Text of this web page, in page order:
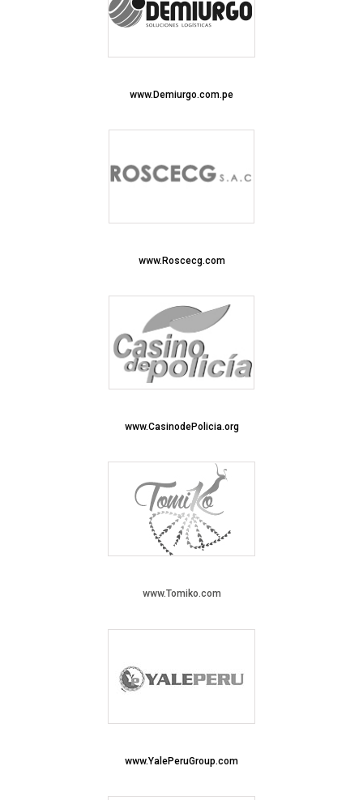
www.Demiurgo.com.pe
www.Roscecg.com
www.CasinodePolicia.org
www.Tomiko.com
www.YalePeruGroup.com